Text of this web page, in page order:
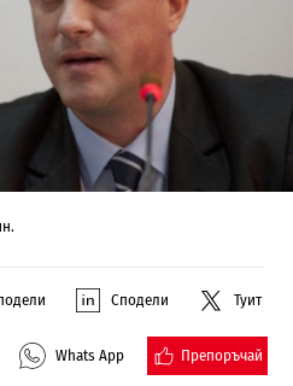
Сподели Туит
Whats App Препоръчай